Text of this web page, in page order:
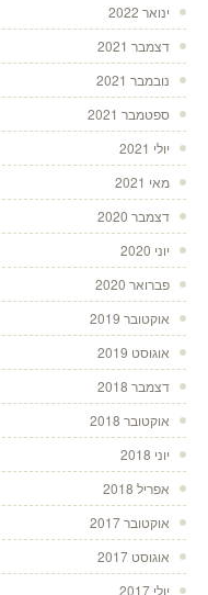
ינואר 2022
דצמבר 2021
נובמבר 2021
ספטמבר 2021
יולי 2021
מאי 2021
דצמבר 2020
יוני 2020
פברואר 2020
אוקטובר 2019
אוגוסט 2019
דצמבר 2018
אוקטובר 2018
יוני 2018
אפריל 2018
אוקטובר 2017
אוגוסט 2017
יולי 2017